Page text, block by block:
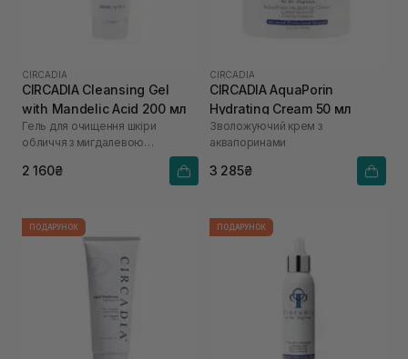
CIRCADIA
CIRCADIA Cleansing Gel
with Mandelic Acid 200 мл
Гель для очищення шкіри
обличчя з мигдалевою
2 160₴
CIRCADIA
CIRCADIA AquaPorin
Hydrating Cream 50 мл
Зволожуючий крем з
аквапоринами
3 285₴
ПОДАРУНОК ПОДАРУНОК